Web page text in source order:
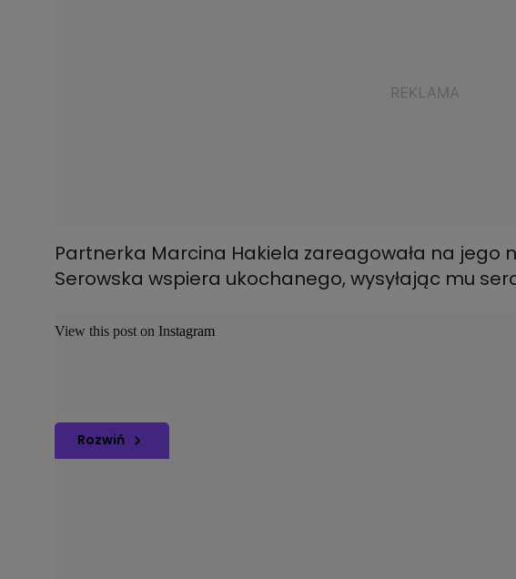
Partnerka Marcina Hakiela zareagowała na jego
Serowska wspiera ukochanego, wysyłając mu
Rozwiń
View this post on Instagram